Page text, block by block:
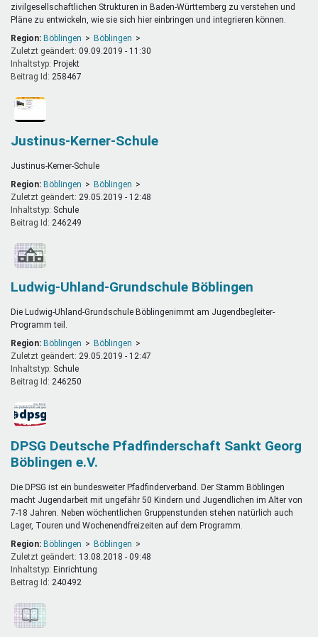
zivilgesellschaftlichen Strukturen in Baden-Württemberg zu verstehen und
Pläne zu entwickeln, wie sie sich hier einbringen und integrieren können.
Region: Böblingen
Böblingen
Zuletzt geändert: 09.09.2019 - 11:30
Inhaltstyp:
projekt
Beitrag Id: 258467
Justinus-Kerner-Schule
Justinus-Kerner-Schule
Region: Böblingen
Böblingen
Zuletzt geändert: 29.05.2019 - 12:48
Inhaltstyp:
schule
Beitrag Id: 246249
Ludwig-Uhland-Grundschule Böblingen
Die Ludwig-Uhland-Grundschule Böblingenimmt am Jugendbegleiter-
Programm teil.
Region: Böblingen
Böblingen
Zuletzt geändert: 29.05.2019 - 12:47
Inhaltstyp:
schule
Beitrag Id: 246250
DPSG Deutsche Pfadfinderschaft Sankt Georg
Böblingen e.V.
Die DPSG ist ein bundesweiter Pfadfinderverband. Der Stamm Böblingen
macht Jugendarbeit mit ungefähr 50 Kindern und Jugendlichen im Alter von
7-18 Jahren. Neben wöchentlichen Gruppenstunden stehen natürlich auch
Lager, Touren und Wochenendfreizeiten auf dem Programm.
Region: Böblingen
Böblingen
Zuletzt geändert: 13.08.2018 - 09:48
Inhaltstyp:
einrichtung
Beitrag Id: 240492